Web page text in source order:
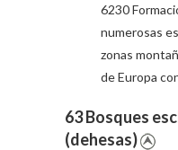
6230
numerosas
zonas
de Europa
63 Bosques
(dehesas)